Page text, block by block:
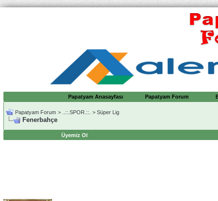
Papatyam Anasayfası Papatyam Forum
Papatyam Forum > ..::.SPOR.::. > Süper Lig
Fenerbahçe
Üyemiz Ol